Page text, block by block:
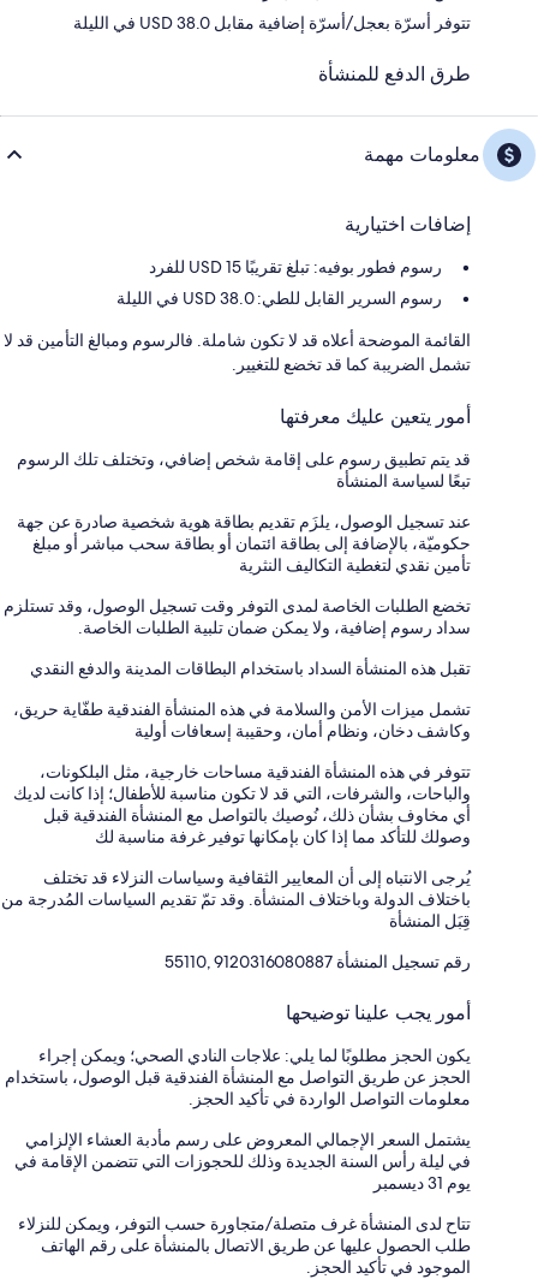
تتوفر أسرّة بعجل/أسرّة إضافية مقابل USD 38.0 في الليلة
طرق الدفع للمنشأة
معلومات مهمة
إضافات اختيارية
رسوم فطور بوفيه: تبلغ تقريبًا 15 USD للفرد
رسوم السرير القابل للطي: 38.0 USD في الليلة
القائمة الموضحة أعلاه قد لا تكون شاملة. فالرسوم ومبالغ التأمين قد لا
تشمل الضريبة كما قد تخضع للتغيير.
أمور يتعين عليك معرفتها
قد يتم تطبيق رسوم على إقامة شخص إضافي، وتختلف تلك الرسوم
تبعًا لسياسة المنشأة
عند تسجيل الوصول، يلزَم تقديم بطاقة هوية شخصية صادرة عن جهة
حكوميّة، بالإضافة إلى بطاقة ائتمان أو بطاقة سحب مباشر أو مبلغ
تأمين نقدي لتغطية التكاليف النثرية
تخضع الطلبات الخاصة لمدى التوفر وقت تسجيل الوصول، وقد تستلزم
سداد رسوم إضافية، ولا يمكن ضمان تلبية الطلبات الخاصة.
تقبل هذه المنشأة السداد باستخدام البطاقات المدينة والدفع النقدي
تشمل ميزات الأمن والسلامة في هذه المنشأة الفندقية طفّاية حريق،
وكاشف دخان، ونظام أمان، وحقيبة إسعافات أولية
تتوفر في هذه المنشأة الفندقية مساحات خارجية، مثل البلكونات،
والباحات، والشرفات، التي قد لا تكون مناسبة للأطفال؛ إذا كانت لديك
أي مخاوف بشأن ذلك، نُوصيك بالتواصل مع المنشأة الفندقية قبل
وصولك للتأكد مما إذا كان بإمكانها توفير غرفة مناسبة لك
يُرجى الانتباه إلى أن المعايير الثقافية وسياسات النزلاء قد تختلف
باختلاف الدولة وباختلاف المنشأة. وقد تمّ تقديم السياسات المُدرجة من
قِبَل المنشأة
رقم تسجيل المنشأة ⁦55110, 9120316080887⁩
أمور يجب علينا توضيحها
يكون الحجز مطلوبًا لما يلي: علاجات النادي الصحي؛ ويمكن إجراء
الحجز عن طريق التواصل مع المنشأة الفندقية قبل الوصول، باستخدام
معلومات التواصل الواردة في تأكيد الحجز.
يشتمل السعر الإجمالي المعروض على رسم مأدبة العشاء الإلزامي
في ليلة رأس السنة الجديدة وذلك للحجوزات التي تتضمن الإقامة في
يوم 31 ديسمبر
تتاح لدى المنشأة غرف متصلة/متجاورة حسب التوفر، ويمكن للنزلاء
طلب الحصول عليها عن طريق الاتصال بالمنشأة على رقم الهاتف
الموجود في تأكيد الحجز.